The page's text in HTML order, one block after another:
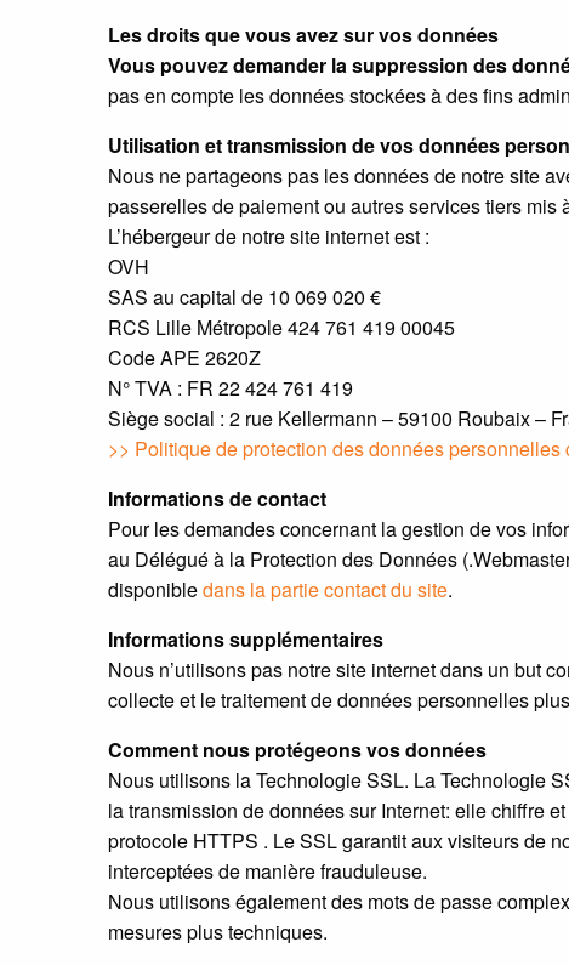
Les droits que vous avez sur vos données
Vous pouvez demander la suppression des
pas en compte les données stockées à des fins
Utilisation et transmission de vos données
Nous ne partageons pas les données de notre site
passerelles de paiement ou autres services tiers mis
L’hébergeur de notre site internet est :
OVH
SAS au capital de 10 069 020 €
RCS Lille Métropole 424 761 419 00045
Code APE 2620Z
N° TVA : FR 22 424 761 419
Siège social : 2 rue Kellermann – 59100 Roubaix –
>> Politique de protection des données personnelles
Informations de contact
Pour les demandes concernant la gestion de vos
au Délégué à la Protection des Données
disponibledans la partie contact du site.
Informations supplémentaires
Nous n’utilisons pas notre site internet dans un but
collecte et le traitement de données personnelles
Comment nous protégeons vos données
Nous utilisons la Technologie SSL. La Technologie
la transmission de données sur Internet: elle chiffre
protocole HTTPS . Le SSL garantit aux visiteurs de
interceptées de manière frauduleuse.
Nous utilisons également des mots de passe
mesures plus techniques.